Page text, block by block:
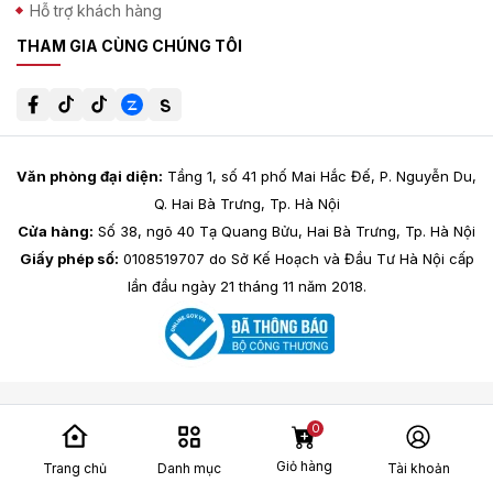
chất lượng tốt nhất, hãy ghé thăm Hanaichi.vn. Chúng tôi
những sản phẩm Nike chuẩn Nhật, giúp bạn tự tin thể hiện
Hỗ trợ khách hàng
THAM GIA CÙNG CHÚNG TÔI
Văn phòng đại diện: Tầng 1, số 41 phố Mai Hắc Đế, P. Nguyễn Du,
Q. Hai Bà Trưng, Tp. Hà Nội
Cửa hàng: Số 38, ngõ 40 Tạ Quang Bửu, Hai Bà Trưng, Tp. Hà Nội
Giấy phép số: 0108519707 do Sở Kế Hoạch và Đầu Tư Hà Nội cấp
lần đầu ngày 21 tháng 11 năm 2018.
Trang chủ Danh mục Giỏ hàng
0
Tài khoản